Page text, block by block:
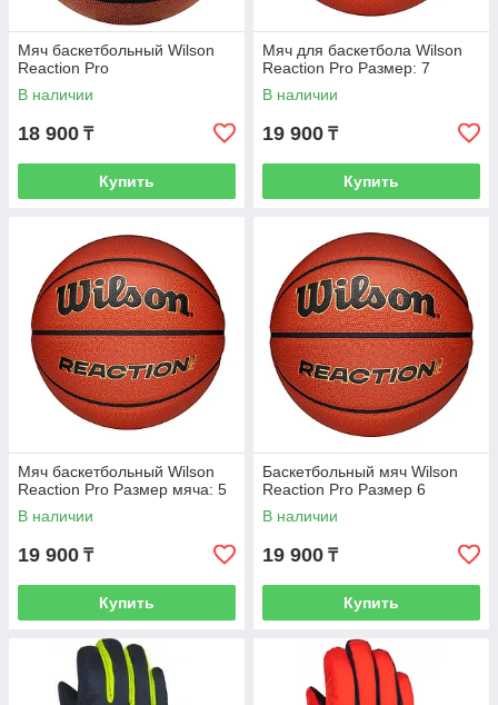
Мяч баскетбольный Wilson
Reaction Pro
В наличии
18 900 ₸
Купить
Мяч для баскетбола Wilson
Reaction Pro Размер: 7
В наличии
19 900 ₸
Купить
Мяч баскетбольный Wilson
Reaction Pro Размер мяча: 5
В наличии
19 900 ₸
Купить
Баскетбольный мяч Wilson
Reaction Pro Размер 6
В наличии
19 900 ₸
Купить